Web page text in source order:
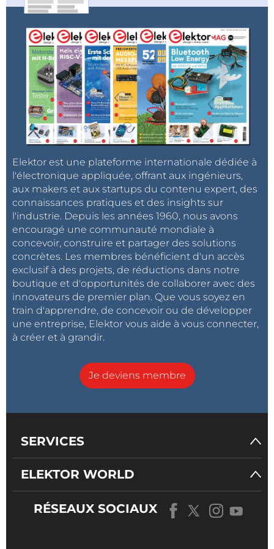
Elektor est une plateforme internationale dédiée à
l'électronique appliquée, offrant aux ingénieurs,
aux makers et aux startups du contenu expert, des
connaissances pratiques et des insights sur
l'industrie. Depuis les années 1960, nous avons
encouragé une communauté mondiale à
concevoir, construire et partager des solutions
concrètes. Les membres bénéficient d'un accès
exclusif à des projets, de réductions dans notre
boutique et d'opportunités de collaborer avec des
innovateurs de premier plan. Que vous soyez en
train d'apprendre, de concevoir ou de développer
une entreprise, Elektor vous aide à vous connecter,
à créer et à grandir.
Je deviens membre
SERVICES
ELEKTOR WORLD
RÉSEAUX SOCIAUX